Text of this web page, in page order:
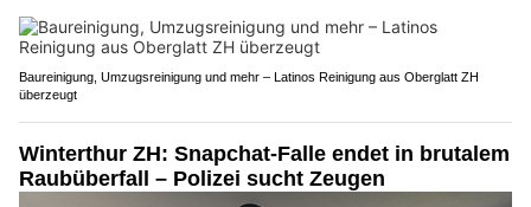
Baureinigung, Umzugsreinigung und mehr – Latinos Reinigung aus Oberglatt ZH
überzeugt
Winterthur ZH: Snapchat-Falle endet in brutalem
Raubüberfall – Polizei sucht Zeugen